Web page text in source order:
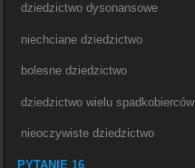
dziedzictwo dysonansowe
niechciane dziedzictwo
bolesne dziedzictwo
dziedzictwo wielu spadkobierców
nieoczywiste dziedzictwo
PYTANIE 16